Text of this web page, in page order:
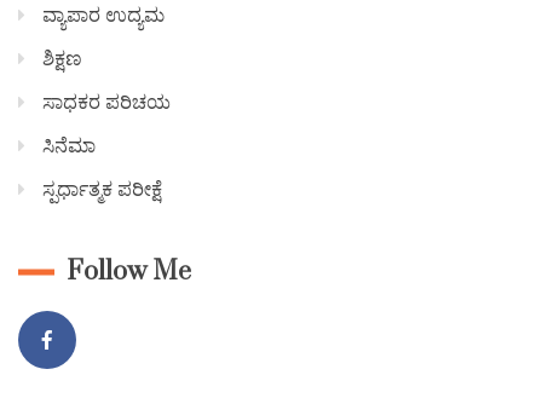
ವ್ಯಾಪಾರ ಉದ್ಯಮ
ಶಿಕ್ಷಣ
ಸಾಧಕರ ಪರಿಚಯ
ಸಿನೆಮಾ
ಸ್ಪರ್ಧಾತ್ಮಕ ಪರೀಕ್ಷೆ
Follow Me